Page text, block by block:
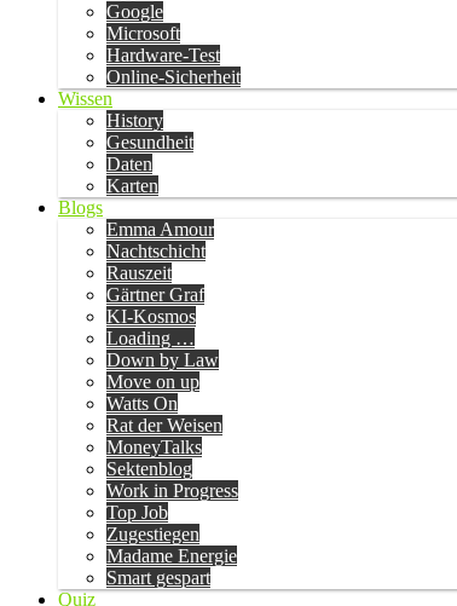
Google
Microsoft
Hardware-Test
Online-Sicherheit
Wissen
History
Gesundheit
Daten
Karten
Blogs
Emma Amour
Nachtschicht
Rauszeit
Gärtner Graf
KI-Kosmos
Loading …
Down by Law
Move on up
Watts On
Rat der Weisen
MoneyTalks
Sektenblog
Work in Progress
Top Job
Zugestiegen
Madame Energie
Smart gespart
Quiz